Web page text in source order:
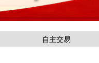
自主交易